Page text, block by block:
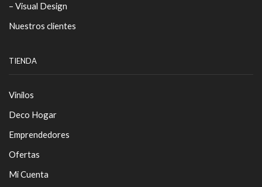
– Visual Design
Nuestros clientes
TIENDA
Vinilos
Deco Hogar
Emprendedores
Ofertas
Mi Cuenta